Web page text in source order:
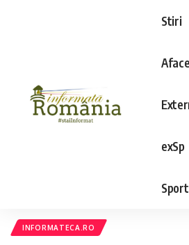
Stiri
exSp
Sport
INFORMATECA.RO